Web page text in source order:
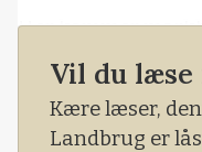
Her kommer
mulighed for at
Det oplyser
Vil du læse
Kære læser,
Landbrug er